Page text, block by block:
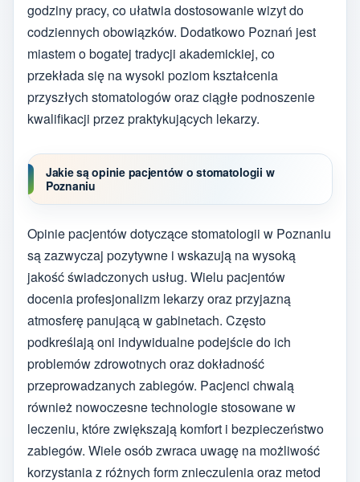
godziny pracy, co ułatwia dostosowanie wizyt do
codziennych obowiązków. Dodatkowo Poznań jest
miastem o bogatej tradycji akademickiej, co
przekłada się na wysoki poziom kształcenia
przyszłych stomatologów oraz ciągłe podnoszenie
kwalifikacji przez praktykujących lekarzy.
Jakie są opinie pacjentów o stomatologii w
Poznaniu
Opinie pacjentów dotyczące stomatologii w Poznaniu
są zazwyczaj pozytywne i wskazują na wysoką
jakość świadczonych usług. Wielu pacjentów
docenia profesjonalizm lekarzy oraz przyjazną
atmosferę panującą w gabinetach. Często
podkreślają oni indywidualne podejście do ich
problemów zdrowotnych oraz dokładność
przeprowadzanych zabiegów. Pacjenci chwalą
również nowoczesne technologie stosowane w
leczeniu, które zwiększają komfort i bezpieczeństwo
zabiegów. Wiele osób zwraca uwagę na możliwość
korzystania z różnych form znieczulenia oraz metod